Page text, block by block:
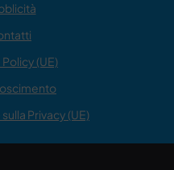
(UE)
Privacy (UE)